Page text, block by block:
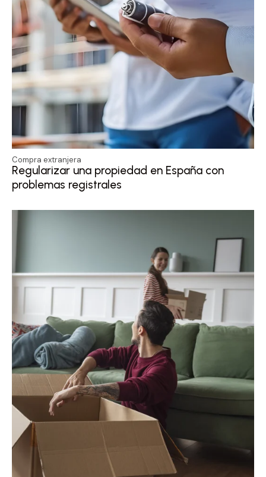
Compra extranjera
Regularizar una propiedad en España con
problemas registrales